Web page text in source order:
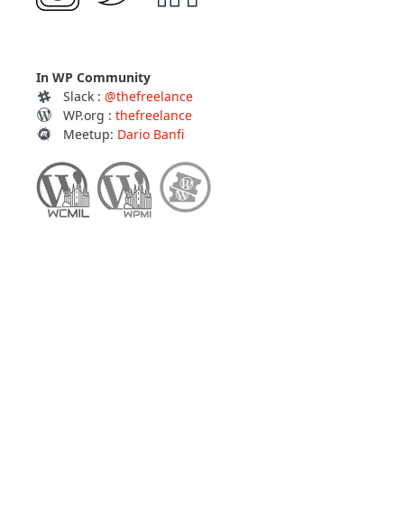
In WP Community
Slack : @thefreelance
WP.org : thefreelance
Meetup: Dario Banfi